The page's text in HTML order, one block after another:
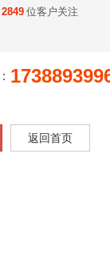
2849 位客户关注
返回首页